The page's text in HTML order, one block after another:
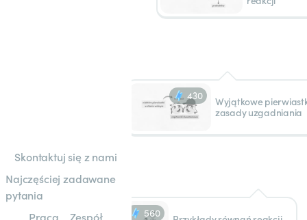
Skontaktuj się z nami
Najczęściej zadawane
pytania
Praca
Zespół
430
Wyjątkowe
zasady uzgadniania
560